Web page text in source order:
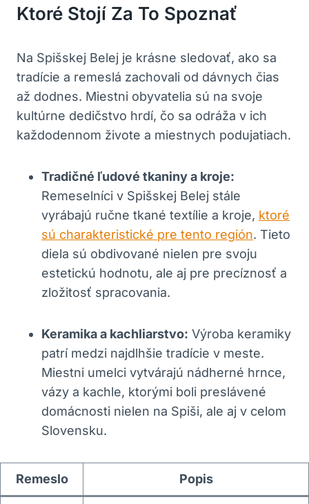
Ktoré Stojí Za To Spoznať
Na Spišskej Belej je krásne sledovať, ako sa
tradície a remeslá zachovali od dávnych čias
až dodnes. Miestni obyvatelia sú na svoje
kultúrne dedičstvo hrdí, čo sa odráža v ich
každodennom živote a miestnych podujatiach.
Tradičné ľudové tkaniny a kroje:
Remeselníci v Spišskej Belej stále
vyrábajú ručne tkané textílie a kroje, ktoré
sú charakteristické pre tento región. Tieto
diela sú obdivované nielen pre svoju
estetickú hodnotu, ale aj pre precíznosť a
zložitosť spracovania.
Keramika a kachliarstvo: Výroba keramiky
patrí medzi najdlhšie tradície v meste.
Miestni umelci vytvárajú nádherné hrnce,
vázy a kachle, ktorými boli preslávené
domácnosti nielen na Spiši, ale aj v celom
Slovensku.
Remeslo Popis